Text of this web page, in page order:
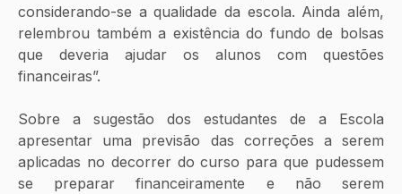
considerando-se a qualidade da escola. Ainda além,
relembrou também a existência do fundo de bolsas
que deveria ajudar os alunos com questões
financeiras”.
Sobre a sugestão dos estudantes de a Escola
apresentar uma previsão das correções a serem
aplicadas no decorrer do curso para que pudessem
se preparar financeiramente e não serem